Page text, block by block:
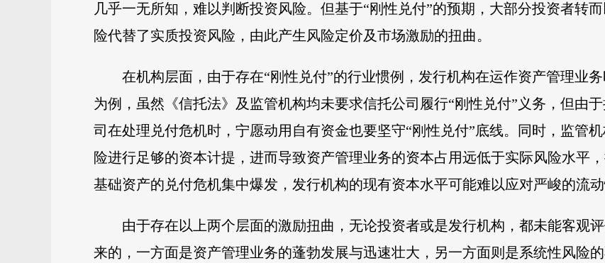
几乎一无所知，难以判断投资风险。但基于“刚性兑付”的预期，大部分投资者转
险代替了实质投资风险，由此产生风险定价及市场激励的扭曲。
在机构层面，由于存在“刚性兑付”的行业惯例，发行机构在运作资产管理业
为例，虽然《信托法》及监管机构均未要求信托公司履行“刚性兑付”义务，但由
司在处理兑付危机时，宁愿动用自有资金也要坚守“刚性兑付”底线。同时，监管
险进行足够的资本计提，进而导致资产管理业务的资本占用远低于实际风险水平
基础资产的兑付危机集中爆发，发行机构的现有资本水平可能难以应对严峻的流动
由于存在以上两个层面的激励扭曲，无论投资者或是发行机构，都未能客观
来的，一方面是资产管理业务的蓬勃发展与迅速壮大，另一方面则是系统性风险